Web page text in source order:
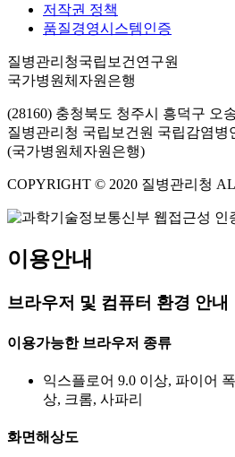
저작권 정책
품질경영시스템인증
질병관리청국립보건연구원
국가병원체자원은행
(28160) 충청북도 청주시 흥덕구 오
질병관리청 국립보건원 국립감염
(국가병원체자원은행)
COPYRIGHT © 2020 질병관리청
이용안내
브라우저 및 컴퓨터 환경 안내
이용가능한 브라우저 종류
익스플로어 9.0 이상, 파이어
상, 크롬, 사파리
화면해상도